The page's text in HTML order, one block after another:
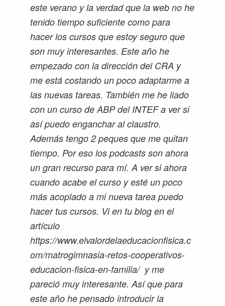
este verano y la verdad que la web no he
tenido tiempo suficiente como para
hacer los cursos que estoy seguro que
son muy interesantes. Este año he
empezado con la dirección del CRA y
me está costando un poco adaptarme a
las nuevas tareas. También me he liado
con un curso de ABP del INTEF a ver si
así puedo enganchar al claustro.
Además tengo 2 peques que me quitan
tiempo. Por eso los podcasts son ahora
un gran recurso para mí. A ver si ahora
cuando acabe el curso y esté un poco
más acoplado a mi nueva tarea puedo
hacer tus cursos. Vi en tu blog en el
artículo
https://www.elvalordelaeducacionfisica.c
om/matrogimnasia-retos-cooperativos-
educacion-fisica-en-familia/ y me
pareció muy interesante. Así que para
este año he pensado introducir la